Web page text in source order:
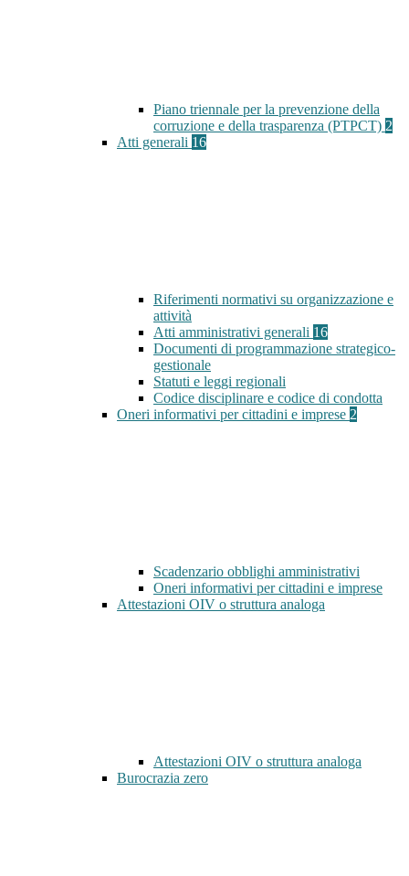
Piano triennale per la prevenzione della
corruzione e della trasparenza (PTPCT) 2
Atti generali 16
Riferimenti normativi su organizzazione e
attività
Atti amministrativi generali 16
Documenti di programmazione strategico-
gestionale
Statuti e leggi regionali
Codice disciplinare e codice di condotta
Oneri informativi per cittadini e imprese 2
Scadenzario obblighi amministrativi
Oneri informativi per cittadini e imprese
Attestazioni OIV o struttura analoga
Attestazioni OIV o struttura analoga
Burocrazia zero